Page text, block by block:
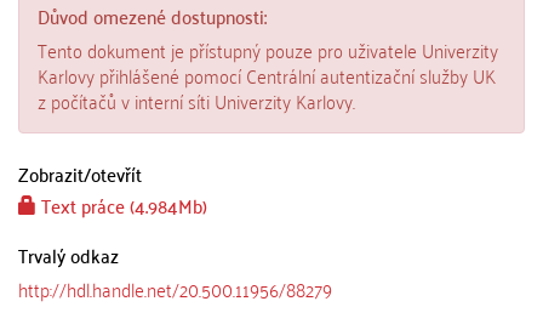
Důvod omezené dostupnosti:
Tento dokument je přístupný pouze pro uživatele Univerzity
Karlovy přihlášené pomocí Centrální autentizační služby UK
z počítačů v interní síti Univerzity Karlovy.
Zobrazit/otevřít
Text práce (4.984Mb)
Trvalý odkaz
http://hdl.handle.net/20.500.11956/88279